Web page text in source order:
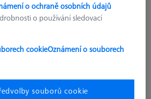
XXT
€ bez DPH
o ochraně osobních údajů
o používání sledovací
cookieOznámení o souborech
souborů cookie